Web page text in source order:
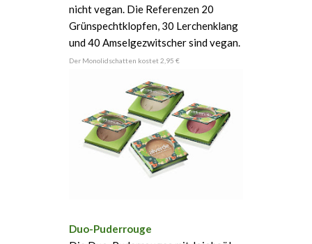
nicht vegan. Die Referenzen 20
Grünspechtklopfen, 30 Lerchenklang
und 40 Amselgezwitscher sind vegan.
Der Monolidschatten kostet 2,95 €
Duo-Puderrouge